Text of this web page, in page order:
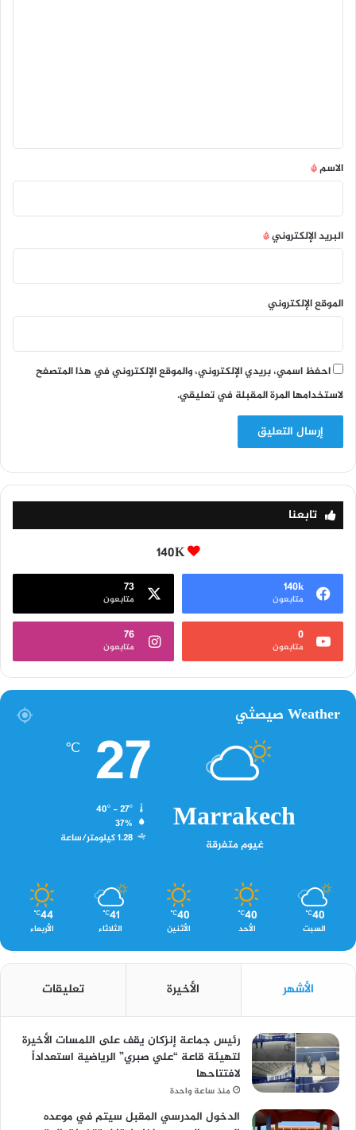
*
الاسم*
البريد الإلكتروني*
الموقع الإلكتروني
احفظ اسمي، بريدي الإلكتروني، والموقع الإلكتروني في هذا المتصفح
لاستخدامها المرة المقبلة في تعليقي.
تابعنا
140K
140k
متابعون
73
متابعون
0
متابعون
76
متابعون
Weather صيصثي
Marrakech
غيوم متفرقة
27
℃
37%
1.28 كيلومتر/ساعة
40
℃
السبت
40
℃
الأحد
40
℃
الأثنين
41
℃
الثلاثاء
44
℃
الأربعاء
الأشهر الأخيرة تعليقات
رئيس جماعة إنزكان يقف على اللمسات الأخيرة
لتهيئة قاعة “علي صبري” الرياضية استعداداً
لافتتاحها
منذ ساعة واحدة
الدخول المدرسي المقبل سیتم في موعده